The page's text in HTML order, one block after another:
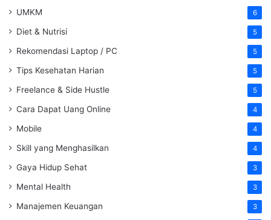
UMKM 6
Diet & Nutrisi 5
Rekomendasi Laptop / PC 5
Tips Kesehatan Harian 5
Freelance & Side Hustle 5
Cara Dapat Uang Online 4
Mobile 4
Skill yang Menghasilkan 4
Gaya Hidup Sehat 3
Mental Health 3
Manajemen Keuangan 3